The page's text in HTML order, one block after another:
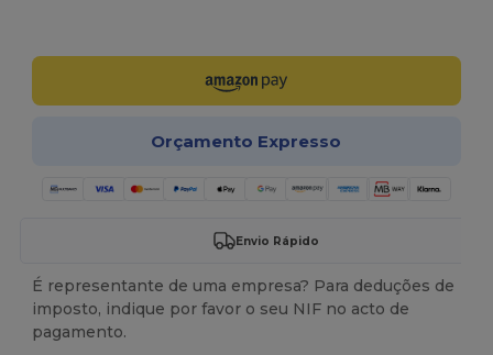
Orçamento Expresso
Envio Rápido
É representante de uma empresa? Para deduções de
imposto, indique por favor o seu NIF no acto de
pagamento.